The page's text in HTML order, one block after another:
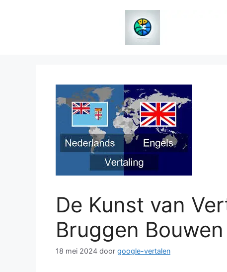
De Kunst van
Bruggen
18 mei 2024 door google-vertalen